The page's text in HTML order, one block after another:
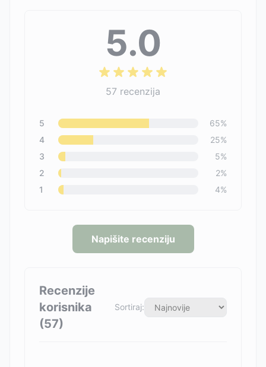
5.0
57 recenzija
5 65%
4
25%
3
5%
2
2%
1
4%
Napišite recenziju
Recenzije
korisnika
(57)
Sortiraj: